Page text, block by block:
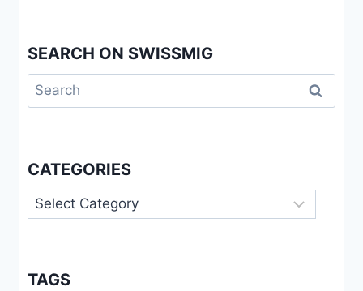
SEARCH ON SWISSMIG
Search
for:
CATEGORIES
Categories
TAGS